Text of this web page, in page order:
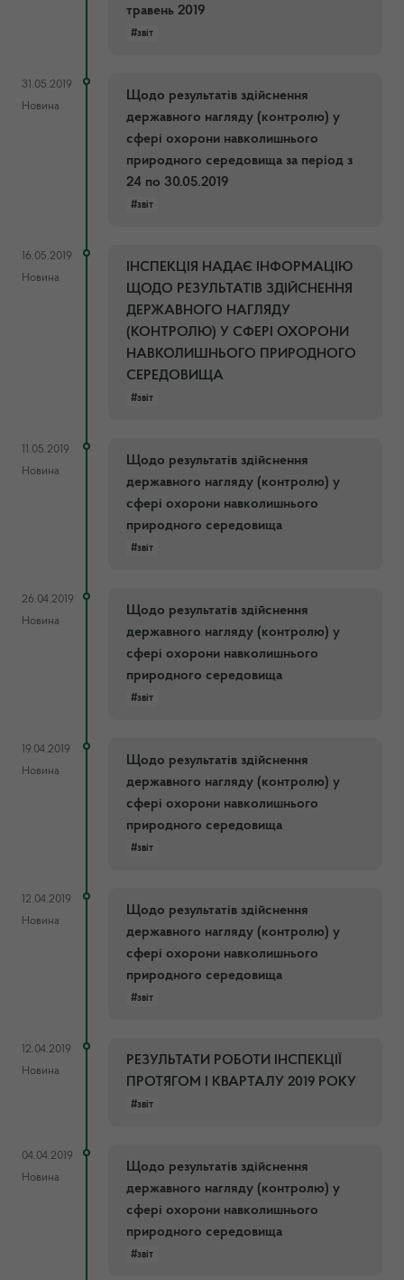
травень 2019
#звіт
31.05.2019
Новина
Щодо результатів здійснення
державного нагляду (контролю) у
сфері охорони навколишнього
природного середовища за період з
24 по 30.05.2019
#звіт
16.05.2019
Новина
ІНСПЕКЦІЯ НАДАЄ ІНФОРМАЦІЮ
ЩОДО РЕЗУЛЬТАТІВ ЗДІЙСНЕННЯ
ДЕРЖАВНОГО НАГЛЯДУ
(КОНТРОЛЮ) У СФЕРІ ОХОРОНИ
НАВКОЛИШНЬОГО ПРИРОДНОГО
СЕРЕДОВИЩА
#звіт
11.05.2019
Новина
Щодо результатів здійснення
державного нагляду (контролю) у
сфері охорони навколишнього
природного середовища
#звіт
26.04.2019
Новина
Щодо результатів здійснення
державного нагляду (контролю) у
сфері охорони навколишнього
природного середовища
#звіт
19.04.2019
Новина
Щодо результатів здійснення
державного нагляду (контролю) у
сфері охорони навколишнього
природного середовища
#звіт
12.04.2019
Новина
Щодо результатів здійснення
державного нагляду (контролю) у
сфері охорони навколишнього
природного середовища
#звіт
12.04.2019
Новина
РЕЗУЛЬТАТИ РОБОТИ ІНСПЕКЦІЇ
ПРОТЯГОМ I КВАРТАЛУ 2019 РОКУ
#звіт
04.04.2019
Новина
Щодо результатів здійснення
державного нагляду (контролю) у
сфері охорони навколишнього
природного середовища
#звіт